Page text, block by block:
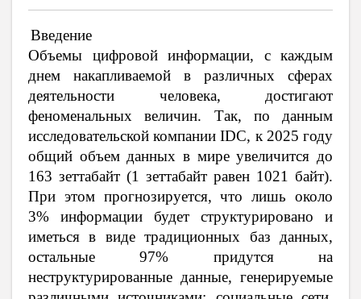
Введение
Объемы цифровой информации, с каждым
днем накапливаемой в различных сферах
деятельности человека, достигают
феноменальных величин. Так, по данным
исследовательской компании IDC, к 2025 году
общий объем данных в мире увеличится до
163 зеттабайт (1 зеттабайт равен 1021 байт).
При этом прогнозируется, что лишь около
3% информации будет структурировано и
иметься в виде традиционных баз данных,
остальные 97% придутся на
неструктурированные данные, генерируемые